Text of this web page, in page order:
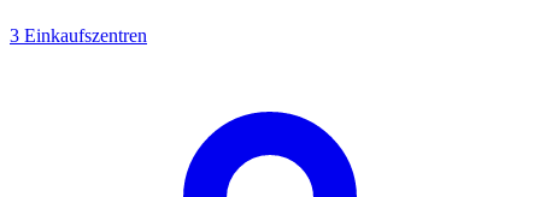
3 Einkaufszentren